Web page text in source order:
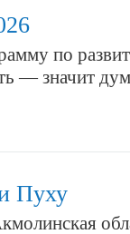
по
— значит
Пуху